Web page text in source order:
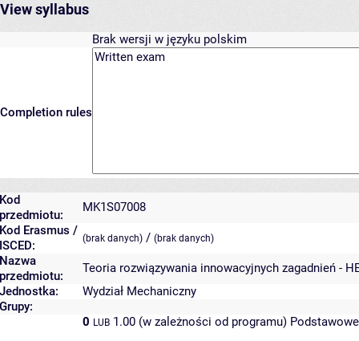
View syllabus
Brak wersji w języku polskim
Completion rules
Kod
przedmiotu:
MK1S07008
Kod Erasmus /
ISCED:
(brak danych) / (brak danych)
Nazwa
przedmiotu:
Teoria rozwiązywania innowacyjnych zagadnień -
Jednostka:
Wydział Mechaniczny
Grupy:
0 LUB 1.00 (w zależności od programu)